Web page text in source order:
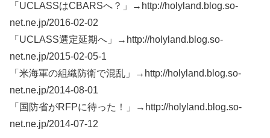
「UCLASSはCBARSへ？」→http://holyland.blog.so-
net.ne.jp/2016-02-02
「UCLASS選定延期へ」→http://holyland.blog.so-
net.ne.jp/2015-02-05-1
「米海軍の組織防衛で混乱」→http://holyland.blog.so-
net.ne.jp/2014-08-01
「国防省がRFPに待った！」→http://holyland.blog.so-
net.ne.jp/2014-07-12